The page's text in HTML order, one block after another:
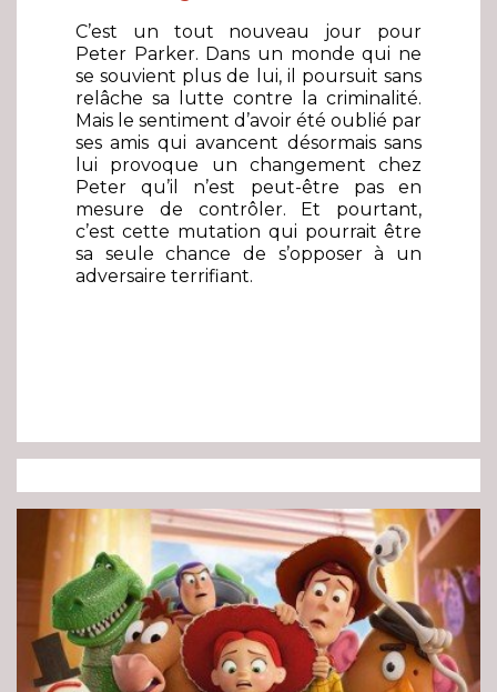
C’est un tout nouveau jour pour
Peter Parker. Dans un monde qui ne
se souvient plus de lui, il poursuit sans
relâche sa lutte contre la criminalité.
Mais le sentiment d’avoir été oublié par
ses amis qui avancent désormais sans
lui provoque un changement chez
Peter qu’il n’est peut-être pas en
mesure de contrôler. Et pourtant,
c’est cette mutation qui pourrait être
sa seule chance de s’opposer à un
adversaire terrifiant.